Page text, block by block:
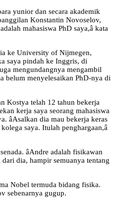
yunior dan secara akademik
Konstantin Novoselov,
mahasiswa PhD saya,â kata
ke University of Nijmegen,
saya pindah ke Inggris, di
mengundangnya mengambil
belum menyelesaikan PhD-nya di
Kostya telah 12 tahun bekerja
kerja saya seorang mahasiswa
âAsalkan dia mau bekerja keras
saya. Itulah penghargaan,â
âAndre adalah fisikawan
dia, hampir semuanya tentang
Nobel termuda bidang fisika.
sebenarnya gugup.